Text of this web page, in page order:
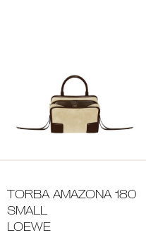
TORBA AMAZONA 180
SMALL
LOEWE